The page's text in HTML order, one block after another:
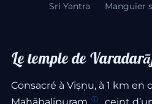
Sri Yantra
Manguier
Le temple de
Consacré à Viṣṇu, à 1 km en